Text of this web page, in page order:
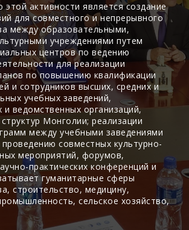
этой активности является создание
для совместного и непрерывного
между образовательными,
учреждениями путем
центров по ведению
для реализации
по повышению квалификации
и сотрудников высших, средних и
учебных заведений,
ведомственных организаций,
Монголии; реализации
между учебными заведениями
проведению совместных культурно-
мероприятий, форумов,
практических конференций и
гуманитарные сферы
строительство, медицину,
сельское хозяйство,